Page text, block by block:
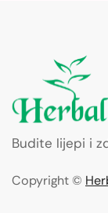
Budite lijepi i
Copyright ©